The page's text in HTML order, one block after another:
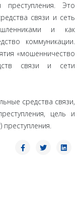
Это
связи и сеть
и как
коммуникации.
«мошенничество
связи и сети
средства связи,
цель и
преступления.